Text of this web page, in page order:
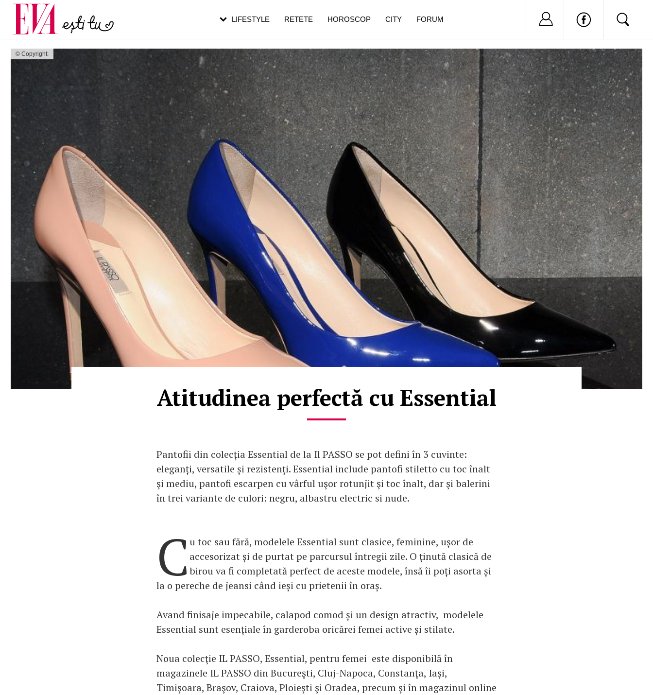
© Copyright:
Atitudinea perfectă cu Essential
Pantofii din colecția Essential de la Il PASSO se pot defini în 3 cuvinte:
eleganți, versatile și rezistenţi. Essential include pantofi stiletto cu toc înalt
şi mediu, pantofi escarpen cu vârful uşor rotunjit şi toc înalt, dar şi balerini
în trei variante de culori: negru, albastru electric si nude.
C u toc sau fără, modelele Essential sunt clasice, feminine, ușor de
accesorizat și de purtat pe parcursul întregii zile. O ținută clasică de
birou va fi completată perfect de aceste modele, însă îi poți asorta și
la o pereche de jeansi când ieși cu prietenii în oraș.
Avand finisaje impecabile, calapod comod și un design atractiv, modelele
Essential sunt esențiale în garderoba oricărei femei active și stilate.
Noua colecţie IL PASSO, Essential, pentru femei este disponibilă în
magazinele IL PASSO din Bucureşti, Cluj-Napoca, Constanţa, Iaşi,
Timişoara, Braşov, Craiova, Ploieşti şi Oradea, precum şi în magazinul online
LIFESTYLE RETETE HOROSCOP CITY FORUM Nu ai cont?
Carieră
Actualitate
pe măsură ce înaintezi în vârstă
de dureroasă este investigația